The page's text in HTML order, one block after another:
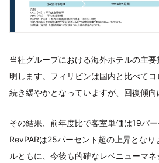
当社グループにおける海外ホテルの主
明します。フィリピンは国内と比べて
続き緩やかとなっていますが、回復傾向
その結果、前年度比で客室単価は19パー
RevPARは25パーセント超の上昇とな
ルともに、今後も的確なレベニューマ